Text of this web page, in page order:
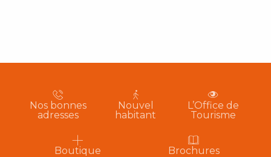
Nos bonnes
adresses
Nouvel
habitant
L’Office de
Tourisme
Boutique Brochures